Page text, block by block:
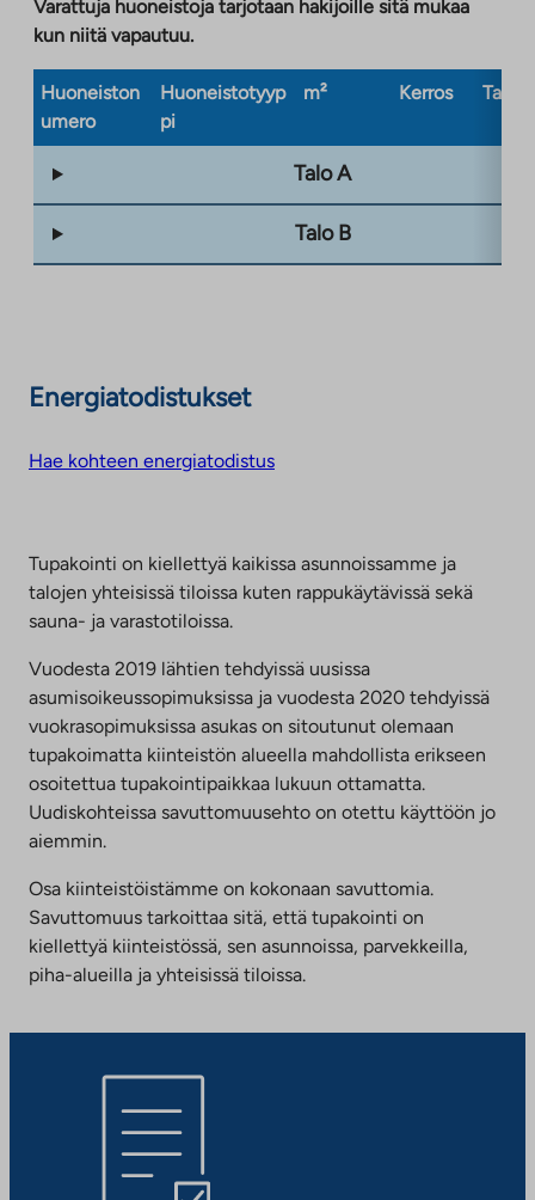
Varattuja huoneistoja tarjotaan hakijoille sitä mukaa
kun niitä vapautuu.
Huoneiston
umero
Huoneistotyyp
pi
m² Kerros
Talo A
Talo B
Energiatodistukset
Hae kohteen energiatodistus
Tupakointi on kiellettyä kaikissa asunnoissamme ja
talojen yhteisissä tiloissa kuten rappukäytävissä sekä
sauna- ja varastotiloissa.
Vuodesta 2019 lähtien tehdyissä uusissa
asumisoikeussopimuksissa ja vuodesta 2020 tehdyissä
vuokrasopimuksissa asukas on sitoutunut olemaan
tupakoimatta kiinteistön alueella mahdollista erikseen
osoitettua tupakointipaikkaa lukuun ottamatta.
Uudiskohteissa savuttomuusehto on otettu käyttöön jo
aiemmin.
Osa kiinteistöistämme on kokonaan savuttomia.
Savuttomuus tarkoittaa sitä, että tupakointi on
kiellettyä kiinteistössä, sen asunnoissa, parvekkeilla,
piha-alueilla ja yhteisissä tiloissa.